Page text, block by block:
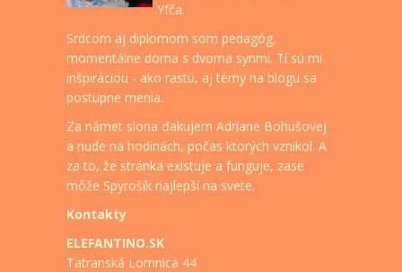
Yfča.
Srdcom aj diplomom som pedagóg,
momentálne doma s dvoma synmi. Tí sú mi
inšpiráciou - ako rastú, aj témy na blogu sa
postupne menia.
Za námet slona ďakujem Adriane Bohušovej
a nude na hodinách, počas ktorých vznikol. A
za to, že stránka existuje a funguje, zase
môže Spyrošík najlepší na svete.
Kontakty
ELEFANTINO.SK
Tatranská Lomnica 44